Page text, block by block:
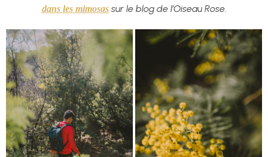
dans les mimosassur le blog de l’Oiseau Rose.